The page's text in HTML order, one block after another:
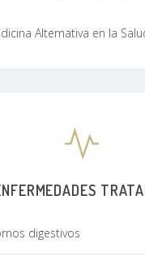
Alternativa en la
digestivos